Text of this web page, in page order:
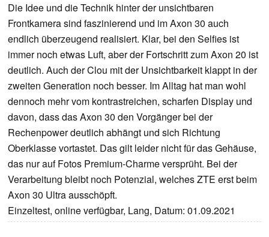
Die Idee und die Technik hinter der unsichtbaren
Frontkamera sind faszinierend und im Axon 30 auch
endlich überzeugend realisiert. Klar, bei den Selfies ist
immer noch etwas Luft, aber der Fortschritt zum Axon 20 ist
deutlich. Auch der Clou mit der Unsichtbarkeit klappt in der
zweiten Generation noch besser. Im Alltag hat man wohl
dennoch mehr vom kontrastreichen, scharfen Display und
davon, dass das Axon 30 den Vorgänger bei der
Rechenpower deutlich abhängt und sich Richtung
Oberklasse vortastet. Das gilt leider nicht für das Gehäuse,
das nur auf Fotos Premium-Charme versprüht. Bei der
Verarbeitung bleibt noch Potenzial, welches ZTE erst beim
Axon 30 Ultra ausschöpft.
Einzeltest, online verfügbar, Lang, Datum: 01.09.2021